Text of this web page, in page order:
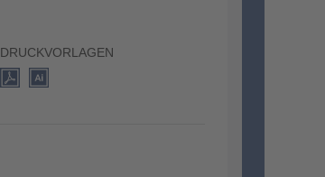
DRUCKVORLAGEN